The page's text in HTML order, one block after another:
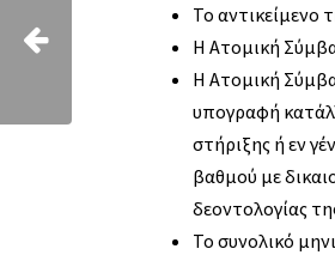
Το αντικείμενο
Η Ατομική
Η Ατομική
υπογραφή
στήριξης ή εν
βαθμού με
δεοντολογίας
Το συνολικό